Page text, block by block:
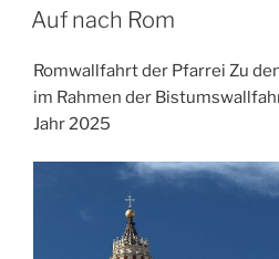
AM
Auf nach Rom
Romwallfahrt der Pfarrei Zu
im Rahmen der
Jahr 2025